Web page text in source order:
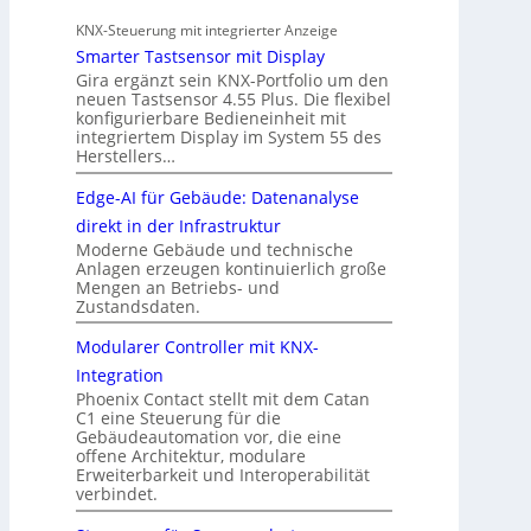
KNX-Steuerung mit integrierter Anzeige
Smarter Tastsensor mit Display
Gira ergänzt sein KNX-Portfolio um den
neuen Tastsensor 4.55 Plus. Die flexibel
konfigurierbare Bedieneinheit mit
integriertem Display im System 55 des
Herstellers…
Edge-AI für Gebäude: Datenanalyse
direkt in der Infrastruktur
Moderne Gebäude und technische
Anlagen erzeugen kontinuierlich große
Mengen an Betriebs- und
Zustandsdaten.
Modularer Controller mit KNX-
Integration
Phoenix Contact stellt mit dem Catan
C1 eine Steuerung für die
Gebäudeautomation vor, die eine
offene Architektur, modulare
Erweiterbarkeit und Interoperabilität
verbindet.